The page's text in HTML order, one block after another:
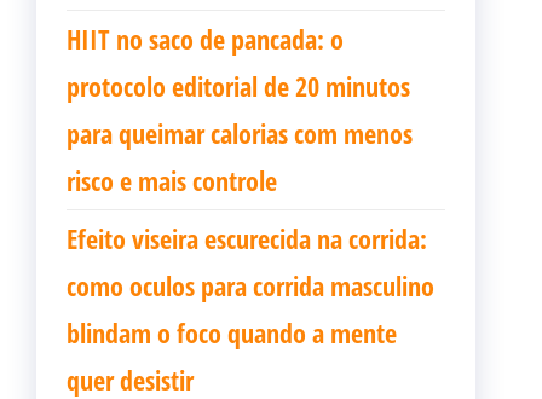
HIIT no saco de pancada: o
protocolo editorial de 20 minutos
para queimar calorias com menos
risco e mais controle
Efeito viseira escurecida na corrida:
como oculos para corrida masculino
blindam o foco quando a mente
quer desistir